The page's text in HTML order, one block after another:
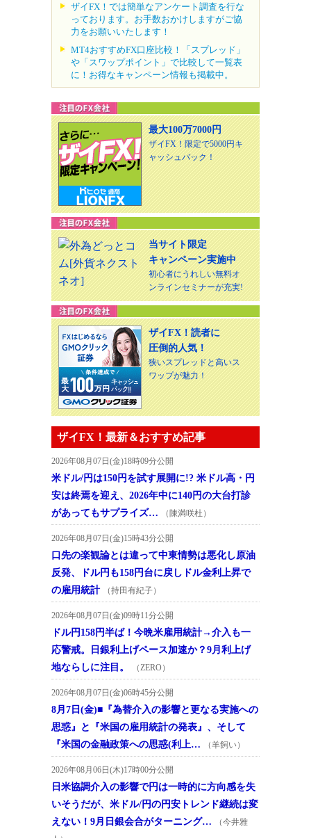
ザイFX！では簡単なアンケート調査を行な
っております。お手数おかけしますがご協
力をお願いいたします！
MT4おすすめFX口座比較！「スプレッド」
や「スワップポイント」で比較して一覧表
に！お得なキャンペーン情報も掲載中。
最大100万7000円
ザイFX！限定で5000円キ
ャッシュバック！
当サイト限定
キャンペーン実施中
初心者にうれしい無料オ
ンラインセミナーが充実!
ザイFX！読者に
圧倒的人気！
狭いスプレッドと高いス
ワップが魅力！
ザイFX！最新＆おすすめ記事
2026年08月07日(金)18時09分公開
米ドル/円は150円を試す展開に!? 米ドル高・円
安は終焉を迎え、2026年中に140円の大台打診
があってもサプライズ…
（陳満咲杜）
2026年08月07日(金)15時43分公開
口先の楽観論とは違って中東情勢は悪化し原油
反発、ドル円も158円台に戻しドル金利上昇で
の雇用統計
（持田有紀子）
2026年08月07日(金)09時11分公開
ドル円158円半ば！今晩米雇用統計→介入も一
応警戒。日銀利上げペース加速か？9月利上げ
地ならしに注目。
（ZERO）
2026年08月07日(金)06時45分公開
8月7日(金)■『為替介入の影響と更なる実施への
思惑』と『米国の雇用統計の発表』、そして
『米国の金融政策への思惑(利上…
（羊飼い）
2026年08月06日(木)17時00分公開
日米協調介入の影響で円は一時的に方向感を失
いそうだが、米ドル/円の円安トレンド継続は変
えない！9月日銀会合がターニング…
（今井雅